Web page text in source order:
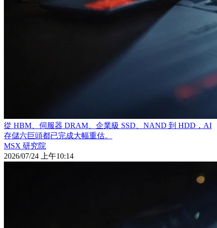
從 HBM、伺服器 DRAM、企業級 SSD、NAND 到 HDD，AI
存儲六巨頭都已完成大幅重估。
MSX 研究院
2026/07/24 上午10:14